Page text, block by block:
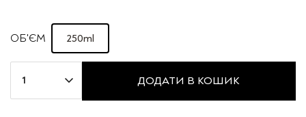
ОБ'ЄМ 250ml
ДОДАТИ В КОШИК